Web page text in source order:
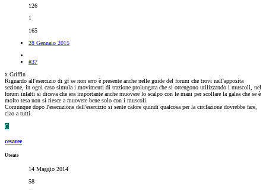
126
1
165
28 Gennaio 2015
#37
x Griffin
Riguardo all'esercizio di gf se non erro è presente anche nelle guide del forum che trovi nell'apposita
sezione, in ogni caso simula i movimenti di trazione prolungata che si ottengono utilizzando i muscoli, nel
forum infatti si diceva che era importante anche muovere lo scalpo con le mani per scollare la galea che se è
molto tesa non si riesce a muovere bene solo con i muscoli.
Comunque dopo l'esecuzione dell'esercizio si sente calore quindi qualcosa per la circlazione dovrebbe fare,
ciao a tutti.
C
cesaree
Utente
14 Maggio 2014
58